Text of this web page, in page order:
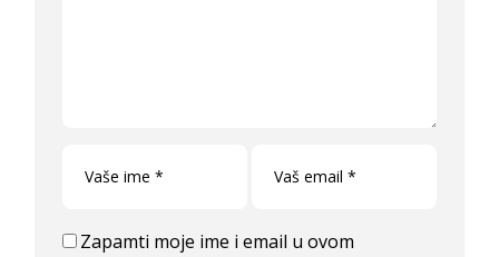
Zapamti moje ime i email u ovom